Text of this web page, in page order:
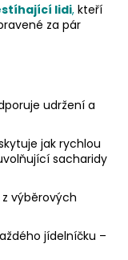
lidi, kteří
za pár
udržení a
jak rychlou
sacharidy
výběrových
jídelníčku –